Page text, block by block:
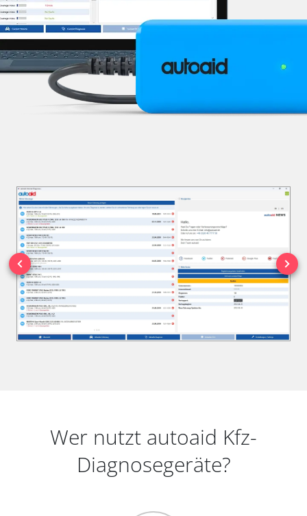
Wer nutzt autoaid Kfz-
Diagnosegeräte?